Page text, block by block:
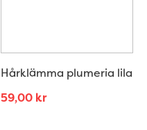
Hårklämma plumeria lila
59,00 kr